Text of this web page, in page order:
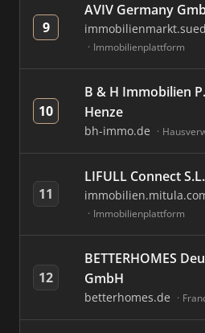
9
AVIV Germany
Immobilienplattform
10
B & H Immobilien
Henze
bh-immo.de
11
LIFULL Connect S.L.
Immobilienplattform
12
BETTERHOMES
GmbH
betterhomes.de